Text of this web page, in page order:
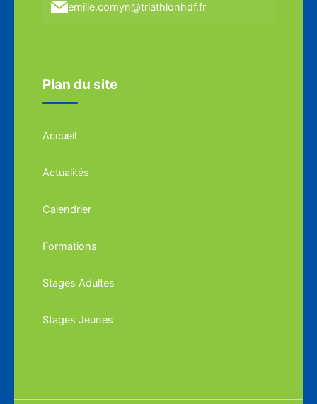
emilie.comyn@triathlonhdf.fr
Plan du site
Accueil
Actualités
Calendrier
Formations
Stages Adultes
Stages Jeunes